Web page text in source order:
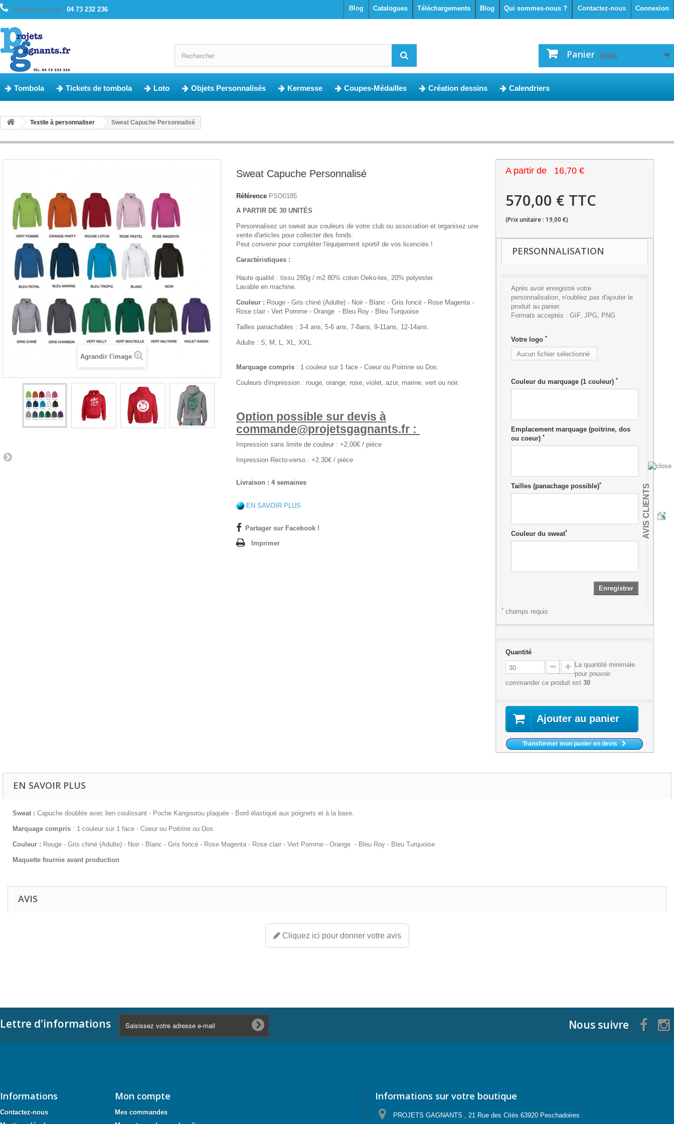
Connexion
Contactez-nous
Appelez-nous au : 04 73 232 236 Qui sommes-nous ?
Blog
Téléchargements
Catalogues
blog
Panier (vide)
Tombola Tickets de tombola Loto Objets Personnalisés Kermesse Coupes-Médailles Création dessins Calendriers
Textile à personnaliser Sweat Capuche Personnalisé
Agrandir l'image
Sweat Capuche Personnalisé
Référence PSO0185
A PARTIR DE 30 UNITÉS
Personnalisez un sweat aux couleurs de votre club ou association et organisez une
vente d'articles pour collecter des fonds.
Peut convenir pour compléter l'équipement sportif de vos licenciés !
Caractéristiques :
Haute qualité : tissu 280g / m2 80% coton Oeko-tex, 20% polyester.
Lavable en machine.
Couleur : Rouge - Gris chiné (Adulte) - Noir - Blanc - Gris foncé - Rose Magenta -
Rose clair - Vert Pomme - Orange - Bleu Roy - Bleu Turquoise
Tailles panachables : 3-4 ans, 5-6 ans, 7-8ans, 9-11ans, 12-14ans.
Adulte : S, M, L, XL, XXL.
Marquage compris : 1 couleur sur 1 face - Coeur ou Poitrine ou Dos.
Couleurs d'impression : rouge, orange, rose, violet, azur, marine, vert ou noir.
Option possible sur devis à
commande@projetsgagnants.fr :
Impression sans limite de couleur : +2,00€ / pièce
Impression Recto-verso : +2.30€ / pièce
Livraison : 4 semaines
EN SAVOIR PLUS
Partager sur Facebook !
Imprimer
A partir de 16,70 €
570,00 € TTC
(Prix unitaire : 19,00 €)
PERSONNALISATION
Après avoir enregistré votre
personnalisation, n'oubliez pas d'ajouter le
produit au panier.
Formats acceptés : GIF, JPG, PNG
Votre logo *
Aucun fichier sélectionné
Couleur du marquage (1 couleur) *
Emplacement marquage (poitrine, dos
ou coeur) *
Tailles (panachage possible)*
Couleur du sweat*
Enregistrer
* champs requis
Quantité
La quantité minimale
pour pouvoir
commander ce produit est 30
Ajouter au panier
Transformer mon panier en devis
EN SAVOIR PLUS
Sweat : Capuche doublée avec lien coulissant - Poche Kangourou plaquée - Bord élastiqué aux poignets et à la base.
Marquage compris : 1 couleur sur 1 face - Coeur ou Poitrine ou Dos.
Couleur : Rouge - Gris chiné (Adulte) - Noir - Blanc - Gris foncé - Rose Magenta - Rose clair - Vert Pomme - Orange - Bleu Roy - Bleu Turquoise
Maquette fournie avant production
AVIS
Cliquez ici pour donner votre avis
Lettre d'informations Nous suivre
Informations
Contactez-nous
Mon compte
Mes commandes
Informations sur votre boutique
PROJETS GAGNANTS , 21 Rue des Cités 63920 Peschadoires
AVIS CLIENTS